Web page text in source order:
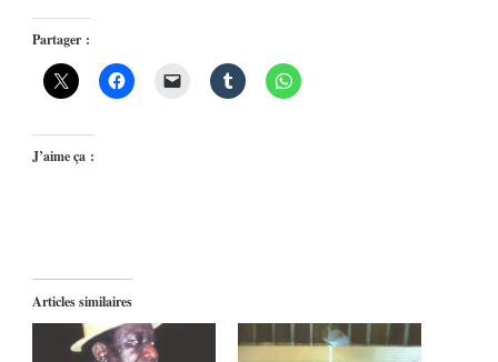
Partager :
J’aime ça :
Articles similaires